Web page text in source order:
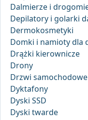
Dalmierze i
Depilatory i golarki
Dermokosmetyki
Domki i namioty dla
Drążki kierownicze
Drony
Drzwi samochodowe
Dyktafony
Dyski SSD
Dyski twarde